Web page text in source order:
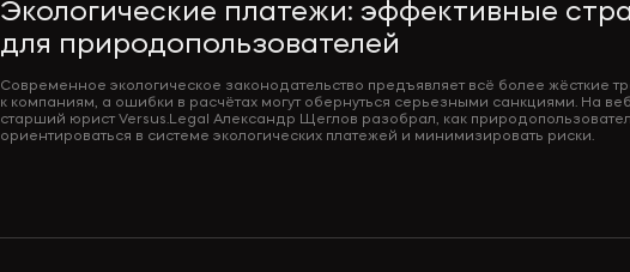
Экологические платежи: эффективные
для природопользователей
Современное экологическое законодательство предъявляет всё более жёсткие
к компаниям, а ошибки в расчётах могут обернуться серьезными санкциями. На
старший юрист Versus.Legal Александр Щеглов разобрал, как
ориентироваться в системе экологических платежей и минимизировать риски.